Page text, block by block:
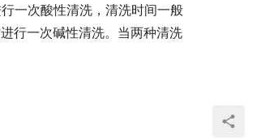
一次酸性清洗，清洗时间一般
行一次碱性清洗。当两种清洗